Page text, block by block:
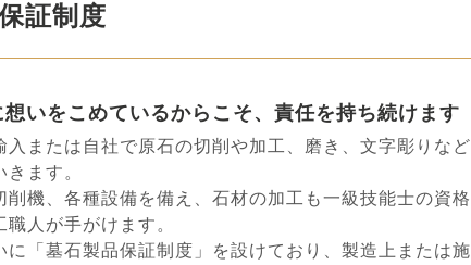
証制度
いをこめているからこそ、責任を持ち続けます
⼊または⾃社で原⽯の切削や加⼯、磨き、⽂字彫りなど
ます。
削機、各種設備を備え、⽯材の加⼯も⼀級技能⼠の資格
⼈が⼿がけます。
に「墓⽯製品保証制度」を設けており、製造上または施